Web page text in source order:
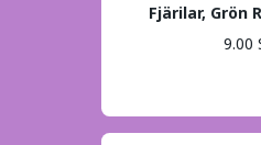
Fjärilar, Grön
9.00